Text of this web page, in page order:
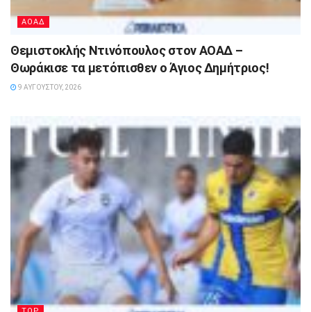
ΑΟΑΔ
Θεμιστοκλής Ντινόπουλος στον ΑΟΑΔ –
Θωράκισε τα μετόπισθεν ο Άγιος Δημήτριος!
9 ΑΥΓΟΎΣΤΟΥ, 2026